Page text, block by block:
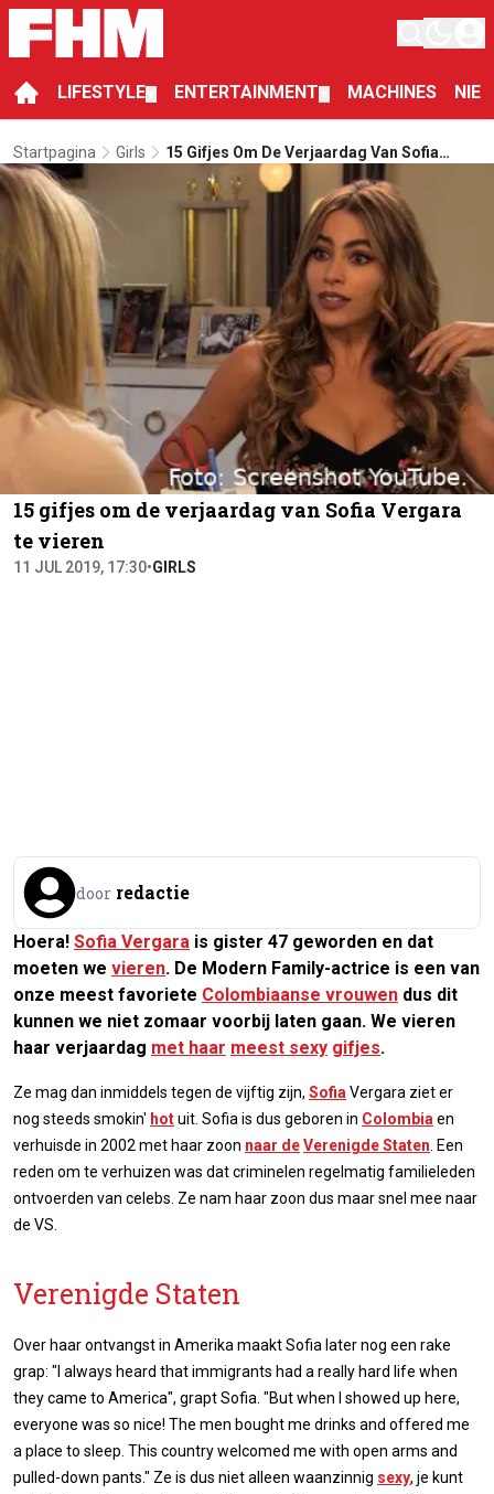
LIFESTYLE ENTERTAINMENT MACHINES
Startpagina Girls
15 Gifjes Om De Verjaardag Van Sofia
Vergara Te Vieren
15 gifjes om de verjaardag van Sofia Vergara
te vieren
11 JUL 2019, 17:30•GIRLS
door redactie
Hoera! Sofia Vergara is gister 47 geworden en dat
moeten we vieren. De Modern Family-actrice is een van
onze meest favoriete Colombiaanse vrouwen dus dit
kunnen we niet zomaar voorbij laten gaan. We vieren
haar verjaardag met haar meest sexy gifjes.
Ze mag dan inmiddels tegen de vijftig zijn, SofiaVergara ziet er
nog steeds smokin' hotuit. Sofia is dus geboren in Colombiaen
verhuisde in 2002 met haar zoon naar deVerenigde Staten. Een
reden om te verhuizen was dat criminelen regelmatig familieleden
ontvoerden van celebs. Ze nam haar zoon dus maar snel mee naar
de VS.
Verenigde Staten
Over haar ontvangst in Amerika maakt Sofia later nog een rake
grap: "I always heard that immigrants had a really hard life when
they came to America", grapt Sofia. "But when I showed up here,
everyone was so nice! The men bought me drinks and offered me
a place to sleep. This country welcomed me with open arms and
pulled-down pants." Ze is dus niet alleen waanzinnig sexy, je kunt